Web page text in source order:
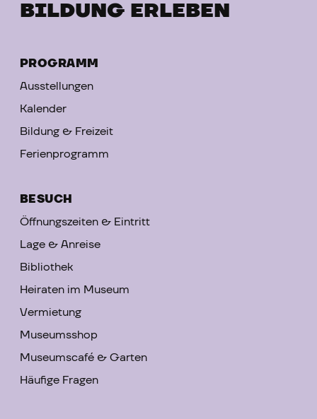
BILDUNG ERLEBEN
PROGRAMM
Ausstellungen
Kalender
Bildung & Freizeit
Ferienprogramm
BESUCH
Öffnungszeiten & Eintritt
Lage & Anreise
Bibliothek
Heiraten im Museum
Vermietung
Museumsshop
Museumscafé & Garten
Häufige Fragen